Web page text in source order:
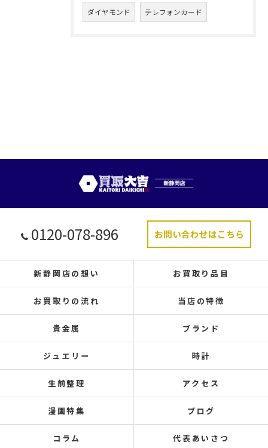
ダイヤモンド テレフォンカード
0120-078-896 お問い合わせはこちら
新静岡店の想い お買取り品目
お買取りの流れ 当店の特徴
貴金属 ブランド
ジュエリー 時計
生前整理 アクセス
漫画特集 ブログ
コラム 代表あいさつ